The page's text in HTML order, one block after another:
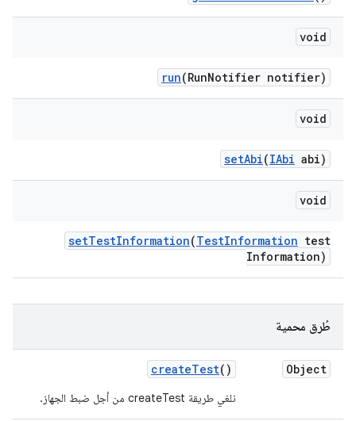
void
run(RunNotifier notifier)
void
setAbi(IAbi abi)
void
setTestInformation(TestInformation test
Information)
طُرق محمية
Object
createTest()
نلغي طريقة createTest من أجل ضبط الجهاز.